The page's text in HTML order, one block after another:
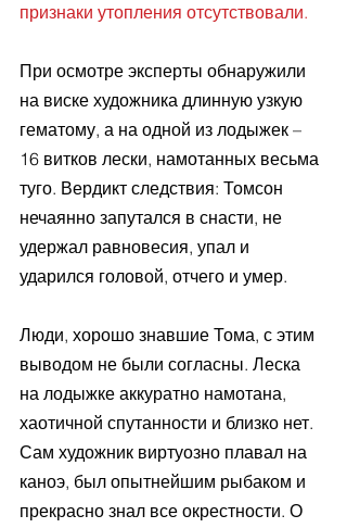
признаки утопления отсутствовали.
При осмотре эксперты обнаружили
на виске художника длинную узкую
гематому, а на одной из лодыжек –
16 витков лески, намотанных весьма
туго. Вердикт следствия: Томсон
нечаянно запутался в снасти, не
удержал равновесия, упал и
ударился головой, отчего и умер.
Люди, хорошо знавшие Тома, с этим
выводом не были согласны. Леска
на лодыжке аккуратно намотана,
хаотичной спутанности и близко нет.
Сам художник виртуозно плавал на
каноэ, был опытнейшим рыбаком и
прекрасно знал все окрестности. О